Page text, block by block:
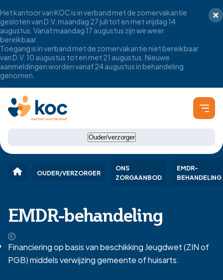
Het kantoor van KOC is in verband met de zomervakantie
gesloten van D.V. maandag 27 juli tot en met vrijdag 14
augustus. Vanaf maandag 17 augustus zijn we weer
bereikbaar.
Toegang is in verband met de zomervakantie niet bereikbaar
van D.V. 10 augustus tot en met 21 augustus. Nieuwe
aanmeldingen worden vanaf 24 augustus in behandeling
genomen.
Ouder/verzorger
OUDER/VERZORGER
ONS
ZORGAANBOD
EMDR-
BEHANDELING
EMDR-behandeling
Financiering op basis van beschikking Jeugdwet (ZIN of
PGB) middels verwijzing gemeente of huisarts.